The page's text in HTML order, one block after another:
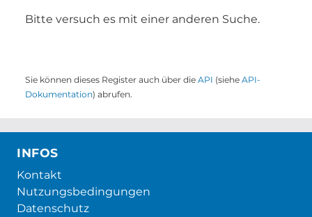
Bitte versuch es mit einer anderen Suche.
Sie können dieses Register auch über die API (siehe API-
Dokumentation) abrufen.
INFOS
Kontakt
Nutzungsbedingungen
Datenschutz